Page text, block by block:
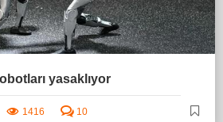
yasaklıyor
1416 10